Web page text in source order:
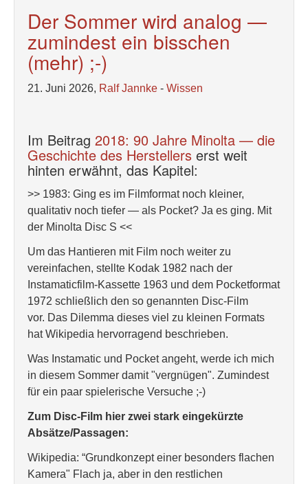
Der Sommer wird analog —
zumindest ein bisschen
(mehr) ;-)
21. Juni 2026, Ralf Jannke - Wissen
Im Beitrag 2018: 90 Jahre Minolta — die
Geschichte des Herstellers erst weit
hinten erwähnt, das Kapitel:
>> 1983: Ging es im Filmformat noch kleiner,
qualitativ noch tiefer — als Pocket? Ja es ging. Mit
der Minolta Disc S <<
Um das Hantieren mit Film noch weiter zu
vereinfachen, stellte Kodak 1982 nach der
Instamaticfilm-Kassette 1963 und dem Pocketformat
1972 schließlich den so genannten Disc-Film
vor. Das Dilemma dieses viel zu kleinen Formats
hat Wikipedia hervorragend beschrieben.
Was Instamatic und Pocket angeht, werde ich mich
in diesem Sommer damit "vergnügen". Zumindest
für ein paar spielerische Versuche ;-)
Zum Disc-Film hier zwei stark eingekürzte
Absätze/Passagen:
Wikipedia: “Grundkonzept einer besonders flachen
Kamera" Flach ja, aber in den restlichen